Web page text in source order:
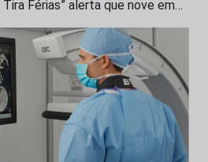
Férias” alerta que nove em…